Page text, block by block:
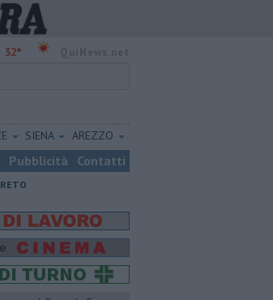
32°
SIENA AREZZO
Pubblicità Contatti